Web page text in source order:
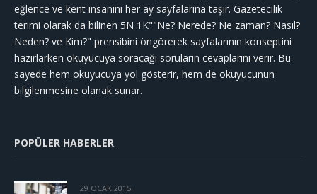
eğlence ve kent insanını her ay sayfalarına taşır. Gazetecilik
terimi olarak da bilinen 5N 1K""Ne? Nerede? Ne zaman? Nasıl?
Neden? ve Kim?" prensibini öngörerek sayfalarının konseptini
hazırlarken okuyucuya soracağı soruların cevaplarını verir. Bu
sayede hem okuyucuya yol gösterir, hem de okuyucunun
bilgilenmesine olanak sunar.
POPÜLER HABERLER
29 OCAK 2015